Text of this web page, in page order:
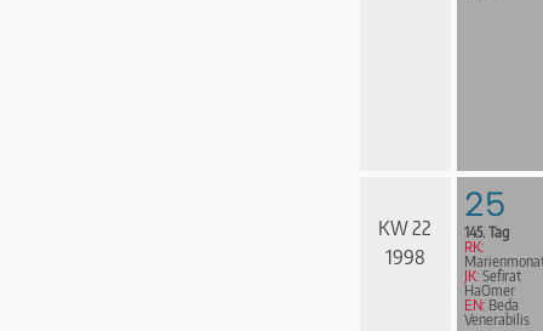
KW 22
1998
25
145. Tag
RK:
JK: Sefirat
HaOmer
EN: Beda
Venerabilis